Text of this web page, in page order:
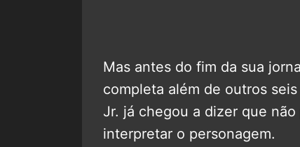
Mas antes do fim da sua
completa além de outros
Jr. já chegou a dizer que
interpretar o personagem.